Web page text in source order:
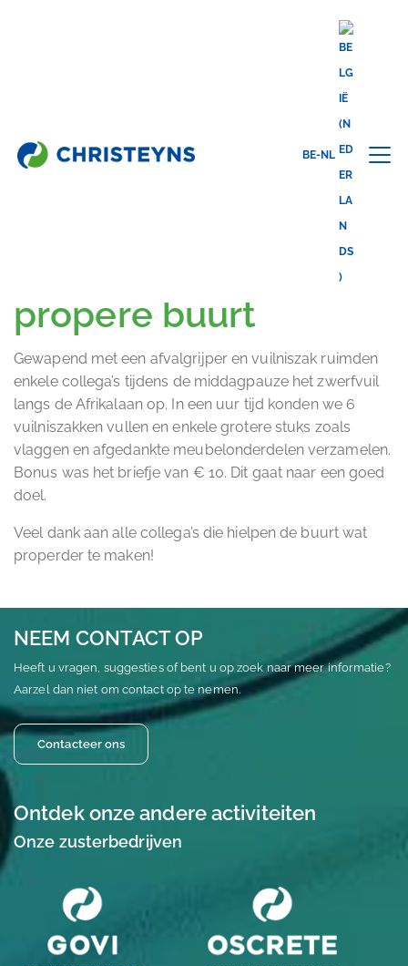
BE-NL
Share this
propere buurt
Gewapend met een afvalgrijper en vuilniszak ruimden
enkele collega’s tijdens de middagpauze het zwerfvuil
langs de Afrikalaan op. In een uur tijd konden we 6
vuilniszakken vullen en enkele grotere stuks zoals
vlaggen en afgedankte meubelonderdelen verzamelen.
Bonus was het briefje van € 10. Dit gaat naar een goed
doel.
Veel dank aan alle collega’s die hielpen de buurt wat
properder te maken!
NEEM CONTACT OP
Heeft u vragen, suggesties of bent u op zoek naar meer informatie?
Aarzel dan niet om contact op te nemen.
Contacteer ons
Ontdek onze andere activiteiten
Onze zusterbedrijven